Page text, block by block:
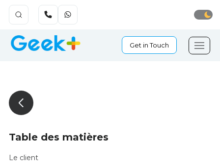
Get in Touch
Table des matières
Le client